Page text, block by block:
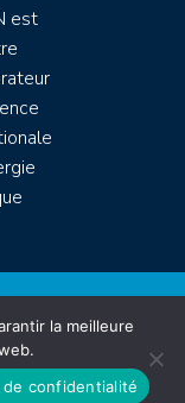
est
(rgpd)la meilleure
de confidentialité